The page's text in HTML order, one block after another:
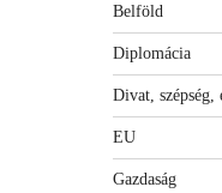
Belföld
Diplomácia
Divat, szépség,
EU
Gazdaság